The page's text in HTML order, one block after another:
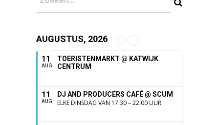
AUGUSTUS, 2026
11
AUG
TOERISTENMARKT @ KATWIJK
CENTRUM
11
AUG
DJ AND PRODUCERS CAFÉ @ SCUM
ELKE DINSDAG VAN 17:30 – 22:00 UUR